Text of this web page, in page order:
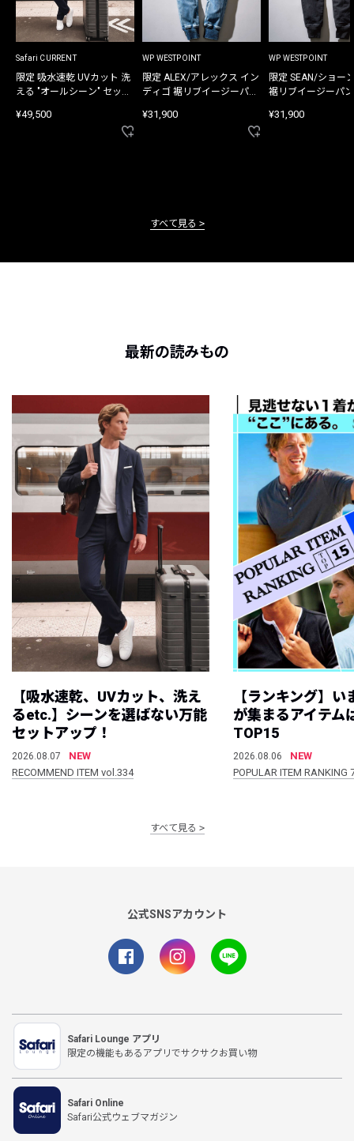
Safari CURRENT
限定 吸水速乾 UVカット 洗
える "オールシーン" セット
¥49,500
WP WESTPOINT
限定 ALEX/アレックス イン
ディゴ 裾リブイージーパン
¥31,900
WP WESTPOINT
限定 SEAN/ショー
裾リブイージーパ
¥31,900
すべて見る
最新の読みもの
【吸水速乾、UVカット、洗え
るetc.】シーンを選ばない万能
セットアップ！
2026.08.07
NEW
RECOMMEND ITEM vol.334
【ランキング】
が集まるアイテム
TOP15
2026.08.06
NEW
POPULAR ITEM
すべて見る
公式SNSアカウント
Safari Lounge アプリ
限定の機能もあるアプリでサクサクお買い物
Safari Online
Safari公式ウェブマガジン